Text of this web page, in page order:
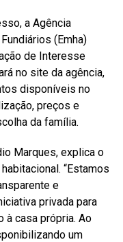
a Agência
(Emha)
de Interesse
no site da agência,
disponíveis no
preços e
da família.
Marques, explica o
“Estamos
e
privada para
à casa própria. Ao
um